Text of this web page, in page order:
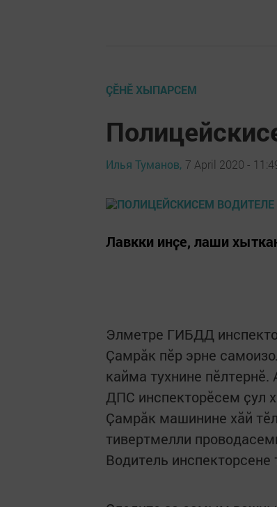
ÇӖНӖ ХЫПАРСЕМ
Илья Туманов, 7 April 2020 -
Лавкки инҫе, лаши
Элметре ГИБДД
Ҫамрӑк пӗр эрне
кайма тухнине
ДПС инспекторӗсем ҫул
Ҫамрӑк машинине хӑй
тивертмелли
Водитель инспекторсене